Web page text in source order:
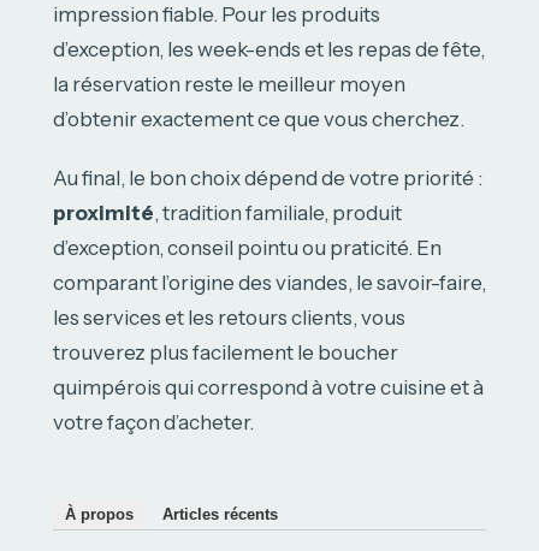
impression fiable. Pour les produits
d’exception, les week-ends et les repas de fête,
la réservation reste le meilleur moyen
d’obtenir exactement ce que vous cherchez.
Au final, le bon choix dépend de votre priorité :
proximité, tradition familiale, produit
d’exception, conseil pointu ou praticité. En
comparant l’origine des viandes, le savoir-faire,
les services et les retours clients, vous
trouverez plus facilement le boucher
quimpérois qui correspond à votre cuisine et à
votre façon d’acheter.
À propos Articles récents